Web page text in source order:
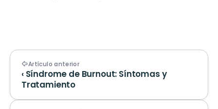
Artículo anterior
‹ Síndrome de Burnout: Síntomas y
Tratamiento